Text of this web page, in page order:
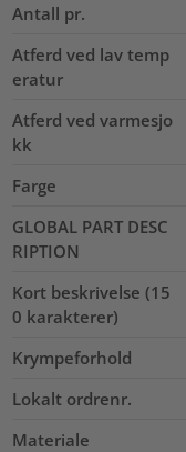
Antall pr.
Atferd ved lav temp
eratur
Atferd ved varmesjo
kk
Farge
GLOBAL PART DESC
RIPTION
Kort beskrivelse (15
0 karakterer)
Krympeforhold
Lokalt ordrenr.
Materiale